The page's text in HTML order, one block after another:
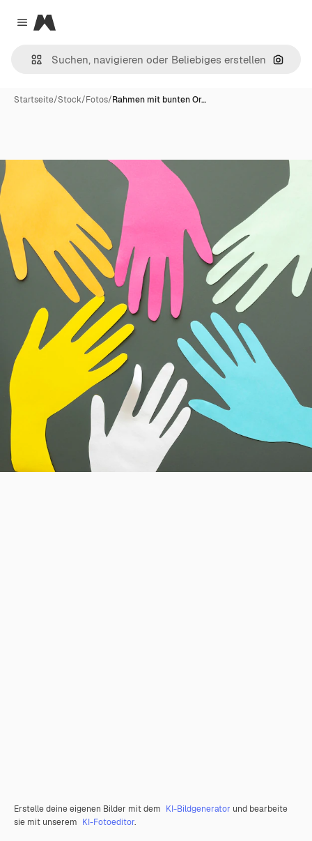
Close menu
Magnific
Nach
Startseite/Stock/Fotos/Rahmen mit bunten Or…
Erstelle deine eigenen Bilder mit dem KI-Bildgenerator und bearbeite
sie mit unserem KI-Fotoeditor.